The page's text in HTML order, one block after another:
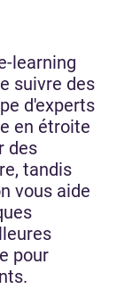
learning
suivre des
d'experts
en étroite
des
tandis
vous aide
pour